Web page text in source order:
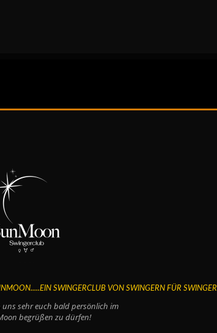
SWINGERCLUB VON SWINGERN FÜR SWINGER
uns sehr euch bald persönlich im
begrüßen zu dürfen!